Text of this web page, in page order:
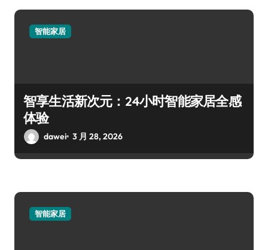
智能家居
智享生活新次元：24小时智能家居全感
体验
dawei 3 月 28, 2026
智能家居